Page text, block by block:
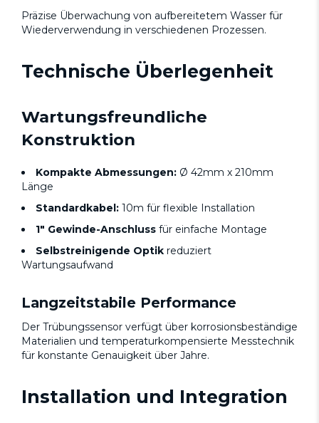
Präzise Überwachung von aufbereitetem Wasser für
Wiederverwendung in verschiedenen Prozessen.
Technische Überlegenheit
Wartungsfreundliche
Konstruktion
Kompakte Abmessungen: Ø 42mm x 210mm
Länge
Standardkabel: 10m für flexible Installation
1" Gewinde-Anschluss für einfache Montage
Selbstreinigende Optik reduziert
Wartungsaufwand
Langzeitstabile Performance
Der Trübungssensor verfügt über korrosionsbeständige
Materialien und temperaturkompensierte Messtechnik
für konstante Genauigkeit über Jahre.
Installation und Integration